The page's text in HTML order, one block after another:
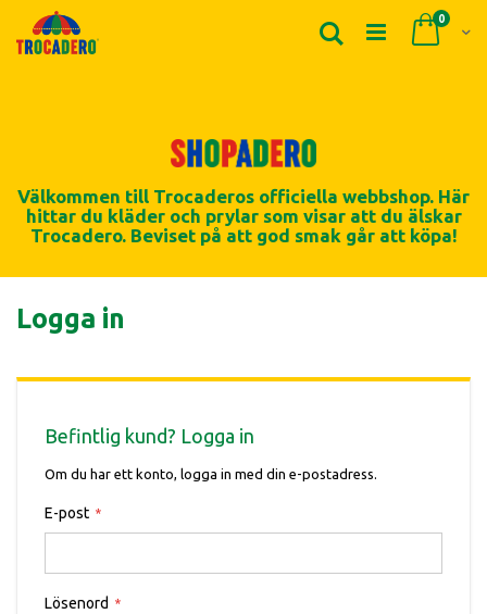
Cart
0
Sök
Välkommen till Trocaderos officiella webbshop. Här
hittar du kläder och prylar som visar att du älskar
Trocadero. Beviset på att god smak går att köpa!
Logga in
Befintlig kund? Logga in
Om du har ett konto, logga in med din e-postadress.
E-post
Lösenord